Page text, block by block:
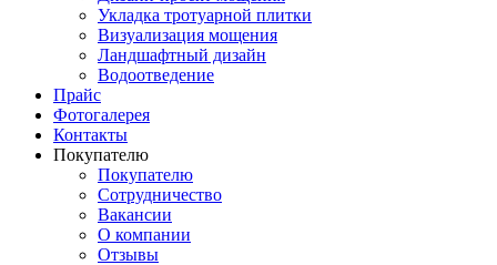
Укладка тротуарной плитки
Визуализация мощения
Ландшафтный дизайн
Водоотведение
Прайс
Фотогалерея
Контакты
Покупателю
Покупателю
Сотрудничество
Вакансии
О компании
Отзывы